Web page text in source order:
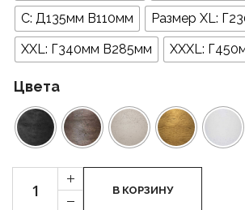
С: Д135мм В110мм
Размер XL:
XXL: Г340мм В285мм
XXXL:
Цвета
Nova
+
-
В КОРЗИНУ